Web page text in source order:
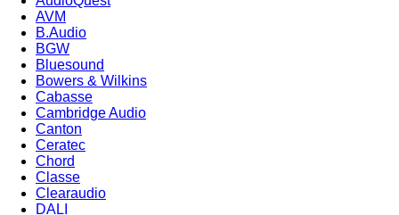
AVM
B.Audio
BGW
Bluesound
Bowers & Wilkins
Cabasse
Cambridge Audio
Canton
Ceratec
Chord
Classe
Clearaudio
DALI